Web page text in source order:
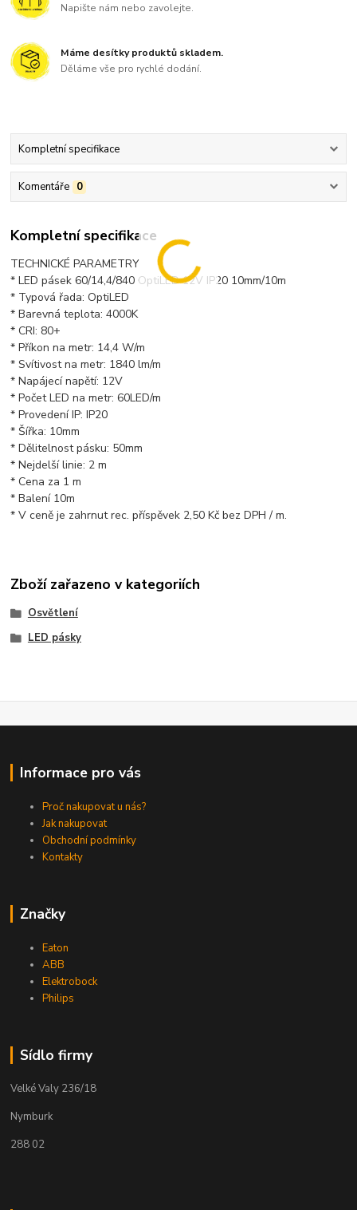
Napište nám nebo zavolejte.
Máme desítky produktů skladem.
Děláme vše pro rychlé dodání.
Kompletní specifikace
Komentáře 0
Kompletní specifikace
TECHNICKÉ PARAMETRY
* LED pásek 60/14,4/840 OptiLED 12V IP20 10mm/10m
* Typová řada: OptiLED
* Barevná teplota: 4000K
* CRI: 80+
* Příkon na metr: 14,4 W/m
* Svítivost na metr: 1840 lm/m
* Napájecí napětí: 12V
* Počet LED na metr: 60LED/m
* Provedení IP: IP20
* Šířka: 10mm
* Dělitelnost pásku: 50mm
* Nejdelší linie: 2 m
* Cena za 1 m
* Balení 10m
* V ceně je zahrnut rec. příspěvek 2,50 Kč bez DPH / m.
Zboží zařazeno v kategoriích
Osvětlení
LED pásky
Informace pro vás
Proč nakupovat u nás?
Jak nakupovat
Obchodní podmínky
Kontakty
Značky
Eaton
ABB
Elektrobock
Philips
Sídlo firmy
Velké Valy 236/18
Nymburk
288 02